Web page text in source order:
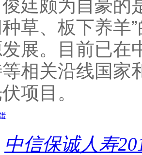
颇为自豪的是
草、板下养羊
展。目前已在
相关沿线国家
项目。
中信保诚人寿